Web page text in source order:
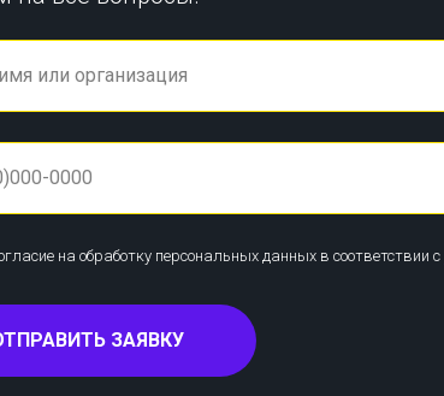
на обработку персональных данных в соответствии с
ЗАЯВКУ